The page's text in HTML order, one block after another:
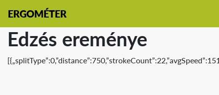
ERGOMÉTER
Edzés ereménye